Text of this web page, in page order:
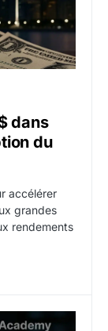
dans
du
accélérer
grandes
rendements
sur Binance :